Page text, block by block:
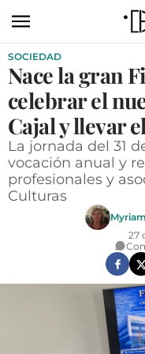
ACTUALIDAD
ECONOMÍA
TECNOLOGÍA
TURISMO
AGROALIMENTACIÓN
SOCIEDAD
Nace la gran
celebrar el
Cajal y llevar
La jornada del 31
vocación anual y
profesionales y
Culturas
27